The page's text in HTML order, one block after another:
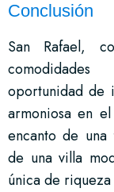
Conclusión
San Rafael,
oportunidad de
armoniosa en
encanto de
de una villa
única de